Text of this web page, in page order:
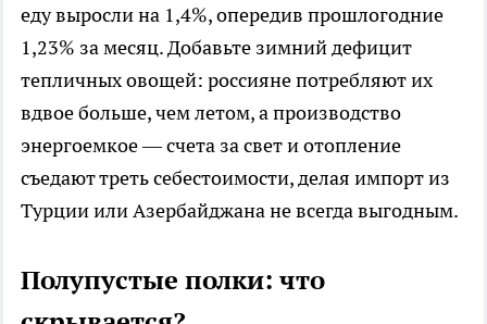
еду выросли на 1,4%, опередив прошлогодние
1,23% за месяц. Добавьте зимний дефицит
тепличных овощей: россияне потребляют их
вдвое больше, чем летом, а производство
энергоемкое — счета за свет и отопление
съедают треть себестоимости, делая импорт из
Турции или Азербайджана не всегда выгодным.
Полупустые полки: что